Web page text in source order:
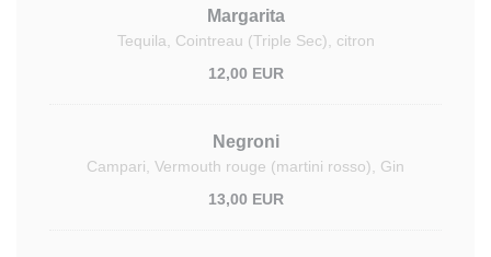
Margarita
Tequila, Cointreau (Triple Sec), citron
12,00 EUR
Negroni
Campari, Vermouth rouge (martini rosso), Gin
13,00 EUR